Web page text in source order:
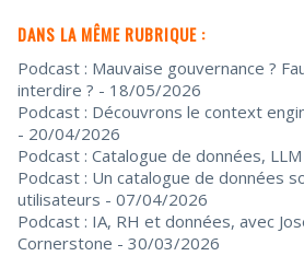
DANS LA MÊME RUBRIQUE :
Podcast : Mauvaise gouvernance ?
interdire ? - 18/05/2026
Podcast : Découvrons le context
- 20/04/2026
Podcast : Catalogue de données,
Podcast : Un catalogue de données
utilisateurs - 07/04/2026
Podcast : IA, RH et données, avec
Cornerstone - 30/03/2026